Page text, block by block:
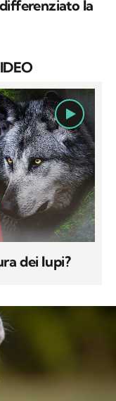
la
dei lupi?